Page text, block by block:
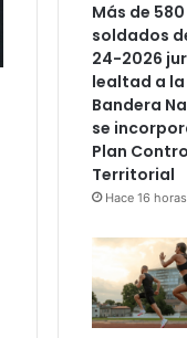
Más de 580
soldados
24-2026
lealtad a la
Bandera
se
Plan
Territorial
Hace 16 horas